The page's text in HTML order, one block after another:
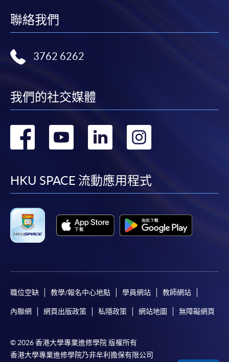
聯絡我們
3762 6262
我們的社交媒體
轉
facebook
轉
youtube
轉
linkedin
轉
HKU SPACE 流動應用程式
職位空缺 教學/報名中心地點 學員網站 教師網站
內聯網 網頁出版政策 私隱政策 網站地圖 無障礙網頁
© 2026 香港大學專業進修學院 版權所有
香港大學專業進修學院乃非牟利擔保有限公司